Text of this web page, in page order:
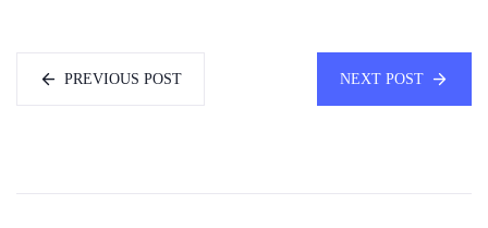
PREVIOUS POST NEXT POST